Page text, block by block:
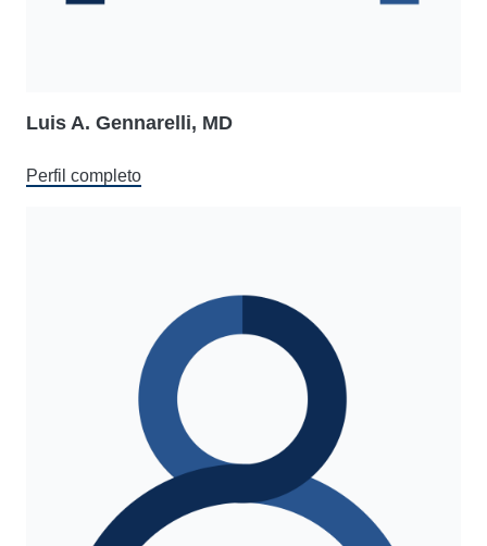
Luis A. Gennarelli, MD
Perfil completo